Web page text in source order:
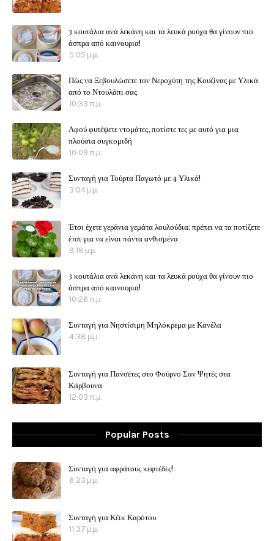
3 κουτάλια ανά λεκάνη και τα λευκά ρούχα θα γίνουν πιο
άσπρα από καινουρια!
5:05 μ.μ.
Πώς να Ξεβουλώσετε τον Νεροχύτη της Κουζίνας με Υλικά
από το Ντουλάπι σας
10:33 π.μ.
Αφού φυτέψετε ντομάτες, ποτίστε τες με αυτό για μια
πλούσια συγκομιδή
10:09 π.μ.
Συνταγή για Τούρτα Παγωτό με 4 Υλικά!
3:04 μ.μ.
Έτσι έχετε γεράνια γεμάτα λουλούδια: πρέπει να τα ποτίζετε
έτσι για να είναι πάντα ανθισμένα
9:18 μ.μ.
3 κουτάλια ανά λεκάνη και τα λευκά ρούχα θα γίνουν πιο
άσπρα από καινουρια!
10:26 π.μ.
Συνταγή για Νηστίσιμη Μηλόκρεμα με Κανέλα
4:38 μ.μ.
Συνταγή για Πανσέτες στο Φούρνο Σαν Ψητές στα
Κάρβουνα
12:03 π.μ.
Popular Posts
Συνταγή για αφράτους κεφτέδες!
6:23 μ.μ.
Συνταγή για Κέικ Καρότου
11:37 μ.μ.